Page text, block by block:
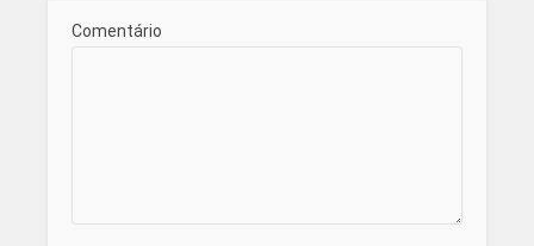
Comentário